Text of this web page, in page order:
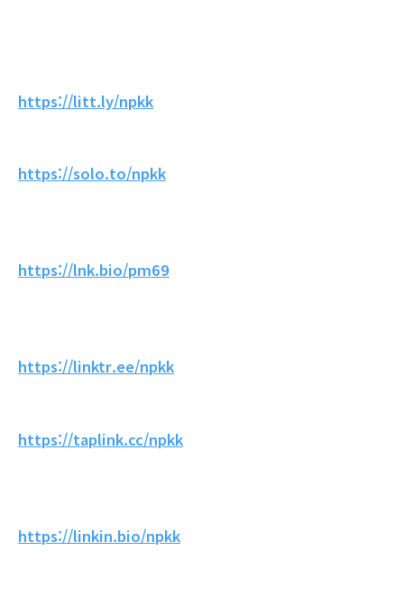
https://litt.ly/npkk
https://solo.to/npkk
https://lnk.bio/pm69
https://linktr.ee/npkk
https://taplink.cc/npkk
https://linkin.bio/npkk